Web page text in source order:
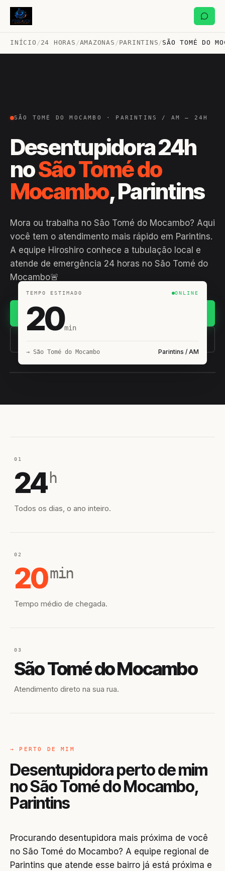
INÍCIO /24 HORAS /AMAZONAS /PARINTINS /SÃO TOMÉ DO
SÃO TOMÉ DO MOCAMBO · PARINTINS / AM — 24H
Desentupidora 24h
noSão Tomé do
Mocambo, Parintins
Mora ou trabalha no São Tomé do Mocambo? Aqui
você tem o atendimento mais rápido em Parintins.
A equipe Hiroshiro conhece a tubulação local e
atende de emergência 24 horas no São Tomé do
Mocambo🚨
(11) 93407-8838
TEMPO ESTIMADO ONLINE
20min
→ São Tomé do Mocambo Parintins / AM
01
24 h
Todos os dias, o ano inteiro.
02
20min
Tempo médio de chegada.
03
São Tomé do Mocambo
Atendimento direto na sua rua.
→ PERTO DE MIM
Desentupidora perto de mim
no São Tomé do Mocambo,
Parintins
Procurando desentupidora mais próxima de você
no São Tomé do Mocambo? A equipe regional de
Parintins que atende esse bairro já está próxima e